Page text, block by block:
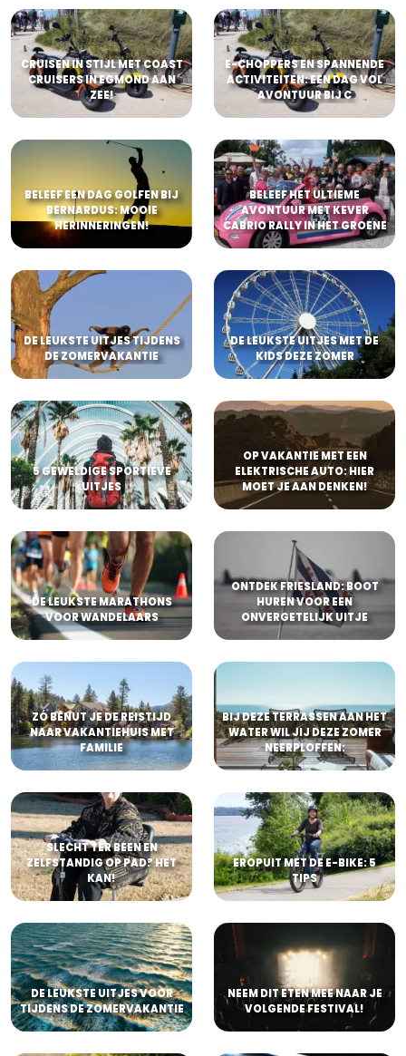
CRUISEN IN STIJL MET COAST
CRUISERS IN EGMOND AAN
ZEE!
E-CHOPPERS EN SPANNENDE
ACTIVITEITEN: EEN DAG VOL
AVONTUUR BIJ C
BELEEF EEN DAG GOLFEN BIJ
BERNARDUS: MOOIE
HERINNERINGEN!
BELEEF HET ULTIEME
AVONTUUR MET KEVER
CABRIO RALLY IN HET GROENE
DE LEUKSTE UITJES TIJDENS
DE ZOMERVAKANTIE
DE LEUKSTE UITJES MET DE
KIDS DEZE ZOMER
5 GEWELDIGE SPORTIEVE
UITJES
OP VAKANTIE MET EEN
ELEKTRISCHE AUTO: HIER
MOET JE AAN DENKEN!
DE LEUKSTE MARATHONS
VOOR WANDELAARS
ONTDEK FRIESLAND: BOOT
HUREN VOOR EEN
ONVERGETELIJK UITJE
ZÓ BENUT JE DE REISTIJD
NAAR VAKANTIEHUIS MET
FAMILIE
BIJ DEZE TERRASSEN AAN HET
WATER WIL JIJ DEZE ZOMER
NEERPLOFFEN:
SLECHT TER BEEN EN
ZELFSTANDIG OP PAD? HET
KAN!
EROPUIT MET DE E-BIKE: 5
TIPS
DE LEUKSTE UITJES VOOR
TIJDENS DE ZOMERVAKANTIE
NEEM DIT ETEN MEE NAAR JE
VOLGENDE FESTIVAL!